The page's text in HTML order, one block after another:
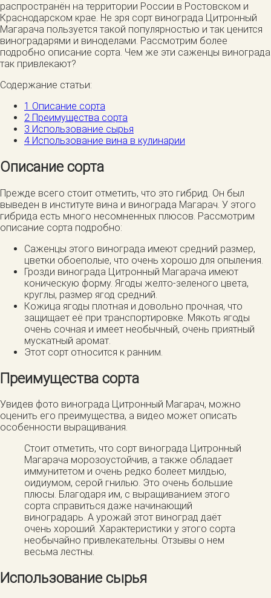
распространён на территории России в Ростовском и
Краснодарском крае. Не зря сорт винограда Цитронный
Магарача пользуется такой популярностью и так ценится
виноградарями и виноделами. Рассмотрим более
подробно описание сорта. Чем же эти саженцы винограда
так привлекают?
Содержание статьи:
1 Описание сорта
2 Преимущества сорта
3 Использование сырья
4 Использование вина в кулинарии
Описание сорта
Прежде всего стоит отметить, что это гибрид. Он был
выведен в институте вина и винограда Магарач. У этого
гибрида есть много несомненных плюсов. Рассмотрим
описание сорта подробно:
Саженцы этого винограда имеют средний размер,
цветки обоеполые, что очень хорошо для опыления.
Грозди винограда Цитронный Магарача имеют
коническую форму. Ягоды желто-зеленого цвета,
круглы, размер ягод средний.
Кожица ягоды плотная и довольно прочная, что
защищает её при транспортировке. Мякоть ягоды
очень сочная и имеет необычный, очень приятный
мускатный аромат.
Этот сорт относится к ранним.
Преимущества сорта
Увидев фото винограда Цитронный Магарач, можно
оценить его преимущества, а видео может описать
особенности выращивания.
Стоит отметить, что сорт винограда Цитронный
Магарача морозоустойчив, а также обладает
иммунитетом и очень редко болеет милдью,
оидиумом, серой гнилью. Это очень большие
плюсы. Благодаря им, с выращиванием этого
сорта справиться даже начинающий
виноградарь. А урожай этот виноград даёт
очень хороший. Характеристики у этого сорта
необычайно привлекательны. Отзывы о нем
весьма лестны.
Использование сырья